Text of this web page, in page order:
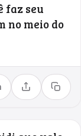
faz seu
no meio do
Compartilhar
Copiar